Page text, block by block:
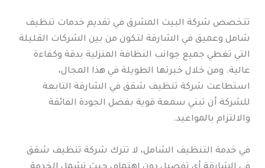
تتخصص شركة البيت المشرق في تقديم خدمات تنظيف
شامل وعميق في الشارقة لتكون من بين الشركات القليلة
التي تغطي جميع جوانب النظافة المنزلية بدقة وكفاءة
عالية. ومن خلال خبرتها الطويلة في هذا المجال،
استطاعت شركة تنظيف شقق في الشارقة التابعة
للشركة أن تبني سمعة قوية بفضل الجودة الفائقة
والالتزام بالمواعيد.
في خدمة التنظيف الشامل، لا تترك شركة تنظيف شقق